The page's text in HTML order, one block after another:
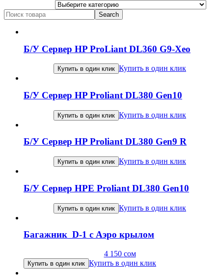
Search
for:
Б/У Сервер HP ProLiant DL360 G9-Xeo
Купить в один клик Купить в один клик
Б/У Сервер HP Proliant DL380 Gen10
Купить в один клик Купить в один клик
Б/У Сервер HP Proliant DL380 Gen9 R
Купить в один клик Купить в один клик
Б/У Сервер HPE Proliant DL380 Gen10
Купить в один клик Купить в один клик
Багажник D-1 с Аэро крылом
4 150 сом
Купить в один клик Купить в один клик